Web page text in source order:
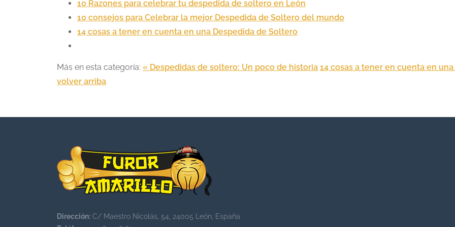
10 Razones para celebrar tu despedida de soltero en León
10 consejos para Celebrar la mejor Despedida de Soltero del mundo
14 cosas a tener en cuenta en una Despedida de Soltero
Más en esta categoría: « Despedidas de soltero: Un poco de historia 14 cosas a tener en cuenta en
volver arriba
Dirección: C/ Maestro Nicolás, 54, 24005 León, España